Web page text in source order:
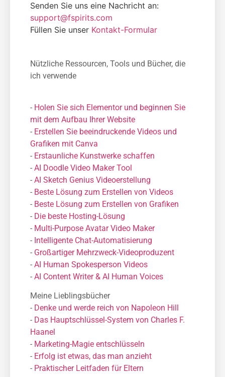
Senden Sie uns eine Nachricht an:
support@fspirits.com
Füllen Sie unser Kontakt-Formular
Nützliche Ressourcen, Tools und Bücher, die
ich verwende
- Holen Sie sich Elementor und beginnen Sie
mit dem Aufbau Ihrer Website
- Erstellen Sie beeindruckende Videos und
Grafiken mit Canva
- Erstaunliche Kunstwerke schaffen
- AI Doodle Video Maker Tool
- AI Sketch Genius Videoerstellung
- Beste Lösung zum Erstellen von Videos
- Beste Lösung zum Erstellen von Grafiken
- Die beste Hosting-Lösung
- Μulti-Purpose Avatar Video Maker
- Intelligente Chat-Automatisierung
- Großartiger Mehrzweck-Videoproduzent
- AI Human Spokesperson Videos
- AI Content Writer & AI Human Voices
Meine Lieblingsbücher
- Denke und werde reich von Napoleon Hill
- Das Hauptschlüssel-System von Charles F.
Haanel
- Marketing-Magie entschlüsseln
- Erfolg ist etwas, das man anzieht
- Praktischer Leitfaden für Eltern